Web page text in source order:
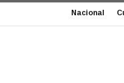
Nacional